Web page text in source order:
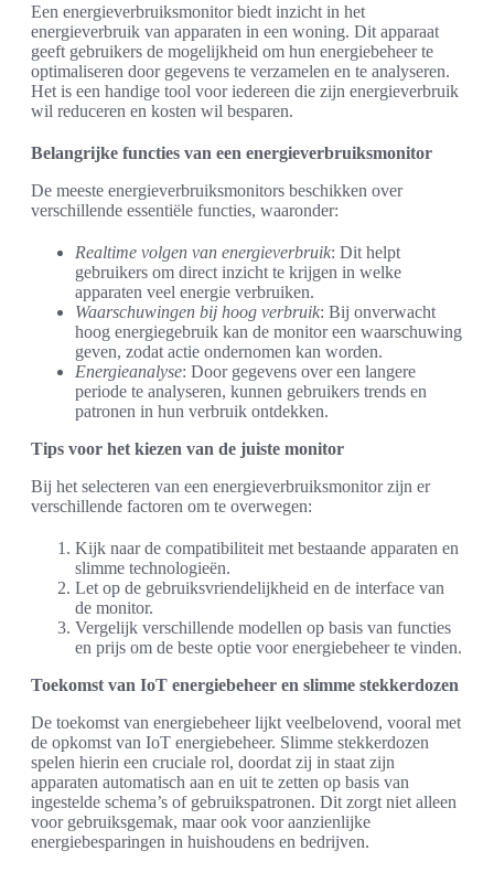
Een energieverbruiksmonitor biedt inzicht in het
energieverbruik van apparaten in een woning. Dit apparaat
geeft gebruikers de mogelijkheid om hun energiebeheer te
optimaliseren door gegevens te verzamelen en te analyseren.
Het is een handige tool voor iedereen die zijn energieverbruik
wil reduceren en kosten wil besparen.
Belangrijke functies van een energieverbruiksmonitor
De meeste energieverbruiksmonitors beschikken over
verschillende essentiële functies, waaronder:
Realtime volgen van energieverbruik: Dit helpt
gebruikers om direct inzicht te krijgen in welke
apparaten veel energie verbruiken.
Waarschuwingen bij hoog verbruik: Bij onverwacht
hoog energiegebruik kan de monitor een waarschuwing
geven, zodat actie ondernomen kan worden.
Energieanalyse: Door gegevens over een langere
periode te analyseren, kunnen gebruikers trends en
patronen in hun verbruik ontdekken.
Tips voor het kiezen van de juiste monitor
Bij het selecteren van een energieverbruiksmonitor zijn er
verschillende factoren om te overwegen:
Kijk naar de compatibiliteit met bestaande apparaten en
slimme technologieën.
Let op de gebruiksvriendelijkheid en de interface van
de monitor.
Vergelijk verschillende modellen op basis van functies
en prijs om de beste optie voor energiebeheer te vinden.
Toekomst van IoT energiebeheer en slimme stekkerdozen
De toekomst van energiebeheer lijkt veelbelovend, vooral met
de opkomst van IoT energiebeheer. Slimme stekkerdozen
spelen hierin een cruciale rol, doordat zij in staat zijn
apparaten automatisch aan en uit te zetten op basis van
ingestelde schema’s of gebruikspatronen. Dit zorgt niet alleen
voor gebruiksgemak, maar ook voor aanzienlijke
energiebesparingen in huishoudens en bedrijven.